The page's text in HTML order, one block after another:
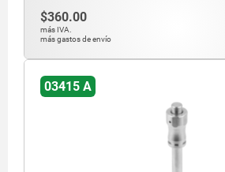
$360.00
más IVA.
más gastos de envío
03415 A